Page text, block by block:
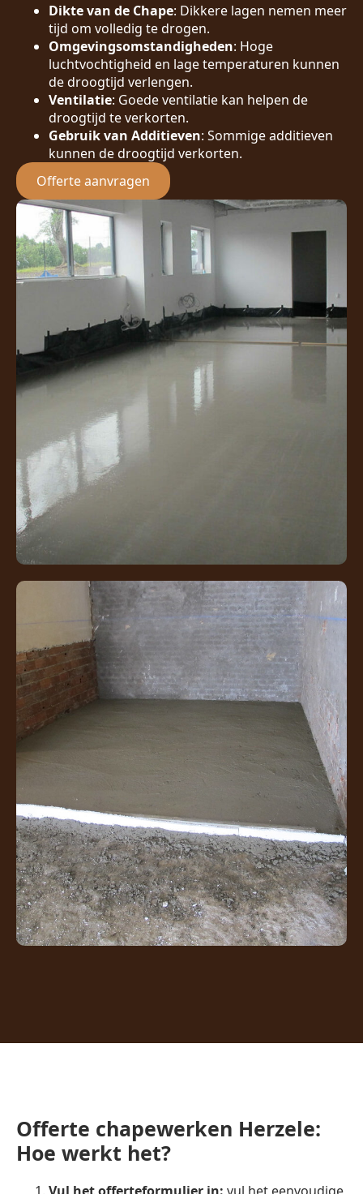
Dikte van de Chape: Dikkere lagen nemen meer
tijd om volledig te drogen.
Omgevingsomstandigheden: Hoge
luchtvochtigheid en lage temperaturen kunnen
de droogtijd verlengen.
Ventilatie: Goede ventilatie kan helpen de
droogtijd te verkorten.
Gebruik van Additieven: Sommige additieven
kunnen de droogtijd verkorten.
Offerte aanvragen
Offerte chapewerken Herzele:
Hoe werkt het?
Vul het offerteformulier in: vul het eenvoudige